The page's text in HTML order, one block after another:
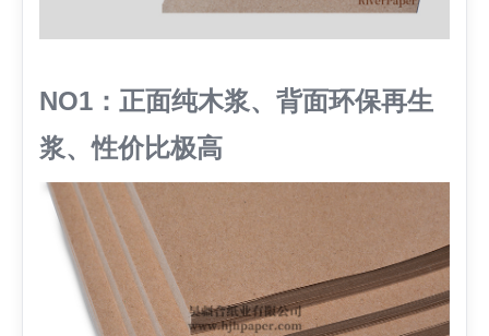
NO1：正面纯木浆、背面环保再生
浆、性价比极高